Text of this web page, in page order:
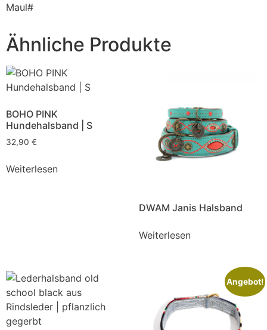
Maul#
Ähnliche Produkte
BOHO PINK
Hundehalsband | S
32,90 €
Weiterlesen
DWAM Janis Halsband
Weiterlesen
Angebot!